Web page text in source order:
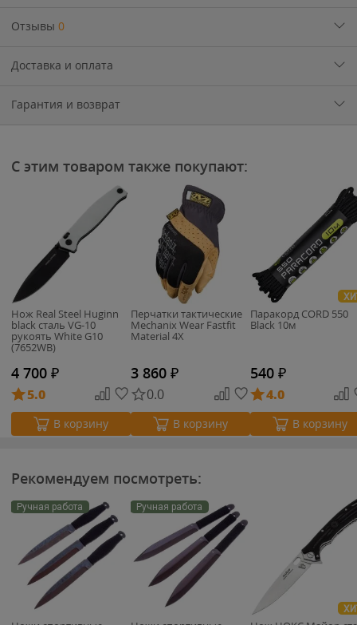
Отзывы 0
Доставка и оплата
Гарантия и возврат
С этим товаром также покупают:
Нож Real Steel Huginn
black сталь VG-10
рукоять White G10
(7652WB)
4 700 ₽
5.0
В корзину
Перчатки тактические
Mechanix Wear Fastfit
Material 4X
3 860 ₽
0.0
В корзину
Паракорд CORD 550
Black 10м
540 ₽
4.0
В корзину
Рекомендуем посмотреть:
Ручная работа Ручная работа